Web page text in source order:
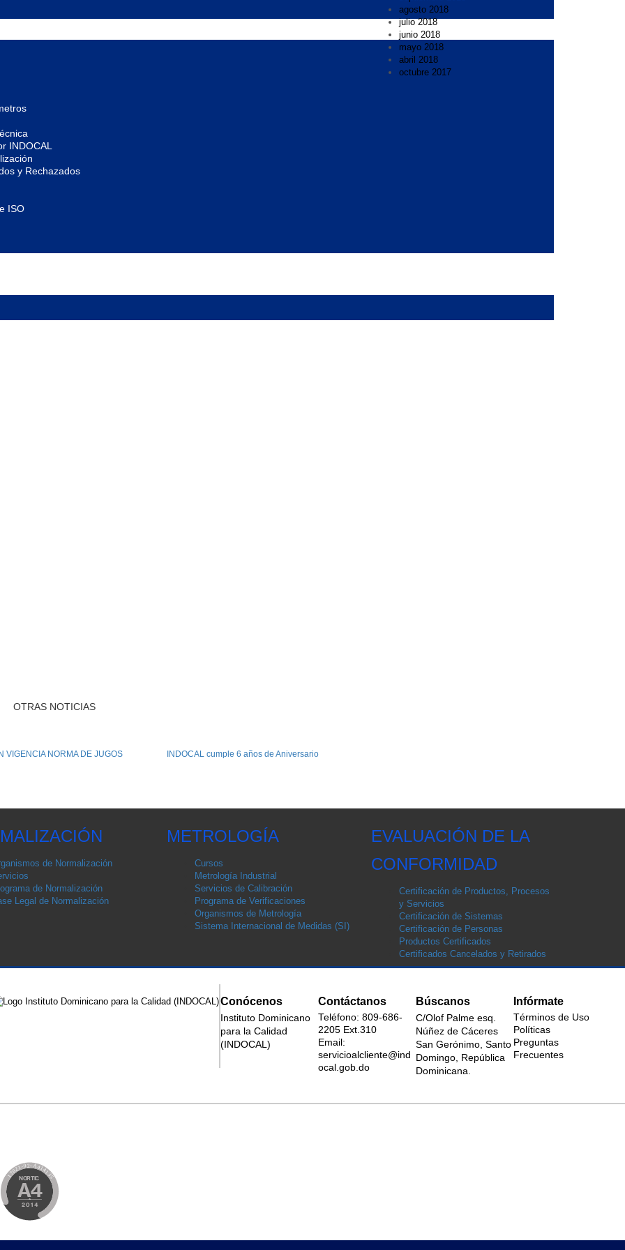
INDOCAL
y Rechazados
ISO
VIGENCIA NORMA DE JUGOS INDOCAL cumple 6 años de Aniversario
agosto 2018
julio 2018
junio 2018
mayo 2018
abril 2018
octubre 2017
de Normalización
de Normalización
Legal de Normalización
METROLOGÍA
Cursos
Metrología Industrial
Servicios de Calibración
Programa de Verificaciones
Organismos de Metrología
Sistema Internacional de Medidas (SI)
EVALUACIÓN DE LA
CONFORMIDAD
Certificación de Productos, Procesos
y Servicios
Certificación de Sistemas
Certificación de Personas
Productos Certificados
Certificados Cancelados y Retirados
Conócenos
Instituto Dominicano
para la Calidad
(INDOCAL)
Contáctanos
Teléfono: 809-686-
2205 Ext.310
Email:
servicioalcliente@ind
ocal.gob.do
Búscanos
C/Olof Palme esq.
Núñez de Cáceres
San Gerónimo, Santo
Domingo, República
Dominicana.
Infórmate
Términos de Uso
Políticas
Preguntas
Frecuentes